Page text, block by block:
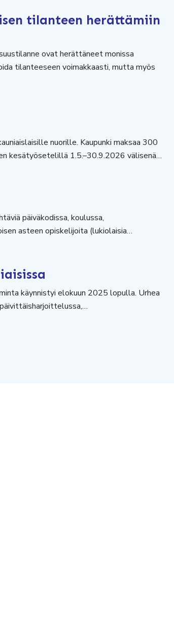
tilanteen herättämiin
ovat herättäneet monissa
tilanteeseen voimakkaasti, mutta myös
nuorille. Kaupunki maksaa 300
kesätyösetelillä 1.5.–30.9.2026 välisenä…
päiväkodissa, koulussa,
asteen opiskelijoita (lukiolaisia…
käynnistyi elokuun 2025 lopulla. Urhea